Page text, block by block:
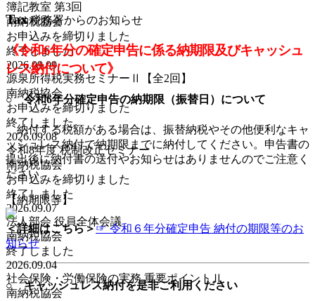
簿記教室 第3回
南納税協会
お申込みを締切りました
終了しました
2026.09.09
源泉所得税実務セミナーⅡ【全2回】
南納税協会
お申込みを締切りました
終了しました
2026.09.08
令和8年度 税制改正セミナー
南納税協会
お申込みを締切りました
終了しました
2026.09.07
法人部会 役員全体会議
南納税協会
終了しました
2026.09.04
社会保険・労働保険の実務 重要ポイントⅡ
南納税協会
Tax税務署からのお知らせ
《令和6年分の確定申告に係る納期限及びキャッシュ
レス納付について》
○ 令和6年分確定申告の納期限（振替日）について
納付する税額がある場合は、振替納税やその他便利なキャ
ッシュレス納付で納期限までに納付してください。申告書の
提出後に納付書の送付やお知らせはありませんのでご注意く
ださい。
【納期限等】
＜詳細はこちら＞☞ 令和６年分確定申告 納付の期限等のお
知らせ
○ キャッシュレス納付を是非ご利用ください